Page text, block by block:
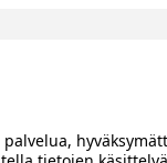
ole yksin